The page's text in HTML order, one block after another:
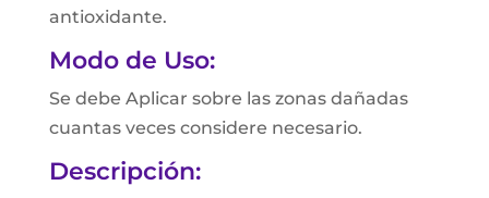
antioxidante.
Modo de Uso:
Se debe Aplicar sobre las zonas dañadas
cuantas veces considere necesario.
Descripción: